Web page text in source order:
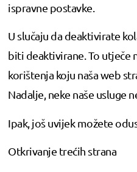
ispravne postavke.
U slučaju da deaktivirate
biti deaktivirane. To utječe
korištenja koju naša web
Nadalje, neke naše usluge
Ipak, još uvijek možete
Otkrivanje trećih strana